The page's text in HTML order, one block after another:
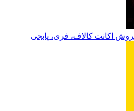
اکانت کالاف، فری، پابجی